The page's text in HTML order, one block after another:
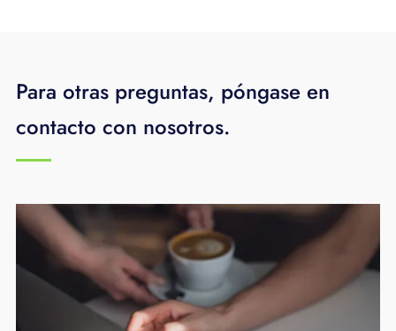
Para otras preguntas, póngase en
contacto con nosotros.